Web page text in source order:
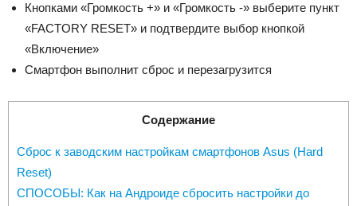
Кнопками «Громкость +» и «Громкость -» выберите пункт
«FACTORY RESET» и подтвердите выбор кнопкой
«Включение»
Смартфон выполнит сброс и перезагрузится
Содержание
Сброс к заводским настройкам смартфонов Asus (Hard
Reset)
СПОСОБЫ: Как на Андроиде сбросить настройки до